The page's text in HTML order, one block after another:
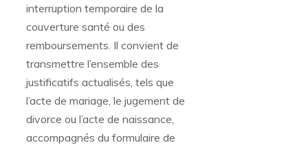
interruption temporaire de la
couverture santé ou des
remboursements. Il convient de
transmettre l’ensemble des
justificatifs actualisés, tels que
l’acte de mariage, le jugement de
divorce ou l’acte de naissance,
accompagnés du formulaire de